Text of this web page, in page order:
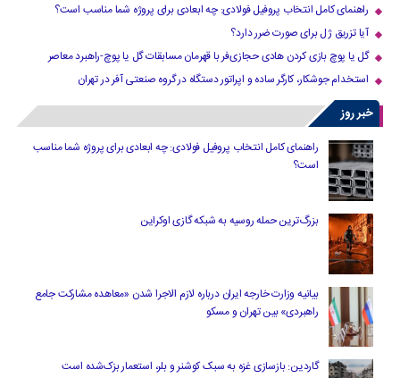
راهنمای کامل انتخاب پروفیل فولادی: چه ابعادی برای پروژه شما مناسب است؟
آیا تزریق ژل برای صورت ضرر دارد​؟
گل یا پوچ بازی کردن هادی حجازی‌فر با قهرمان مسابقات گل یا پوچ-راهبرد معاصر
استخدام جوشکار، کارگر ساده و اپراتور دستگاه در گروه صنعتی آفر در تهران
خبر روز
راهنمای کامل انتخاب پروفیل فولادی: چه ابعادی برای پروژه شما مناسب
است؟
بزرگ‌ترین حمله روسیه به شبکه گازی اوکراین
بیانیه وزارت خارجه ایران درباره لازم‌ الاجرا شدن «معاهده مشارکت جامع
راهبردی» بین تهران و مسکو
گاردین: بازسازی غزه به سبک کوشنر و بلر، استعمار بزک‌شده است